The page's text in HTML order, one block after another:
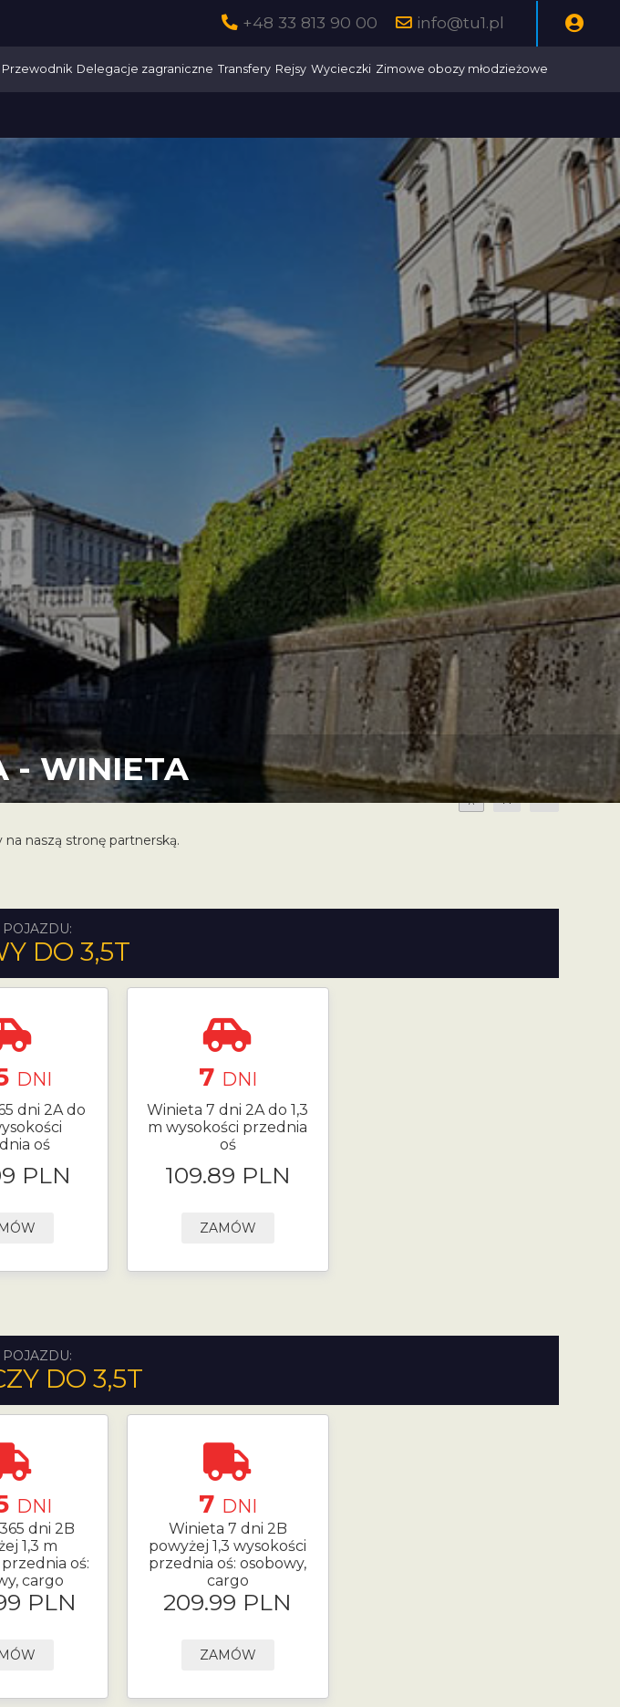
+48 33 813 90 00 info@tu1.pl
Przewodnik Delegacje zagraniczne Transfery Rejsy Wycieczki Zimowe obozy młodzieżowe
- WINIETA
A A A
naszą stronę partnerską.
DO 3,5T
DNI
dni 2A do
oś
PLN
7 DNI
Winieta 7 dni 2A do 1,3
m wysokości przednia
oś
109.89 PLN
ZAMÓW
DO 3,5T
DNI
dni 2B
1,3 m
oś:
cargo
PLN
7 DNI
Winieta 7 dni 2B
powyżej 1,3 wysokości
przednia oś: osobowy,
cargo
209.99 PLN
ZAMÓW